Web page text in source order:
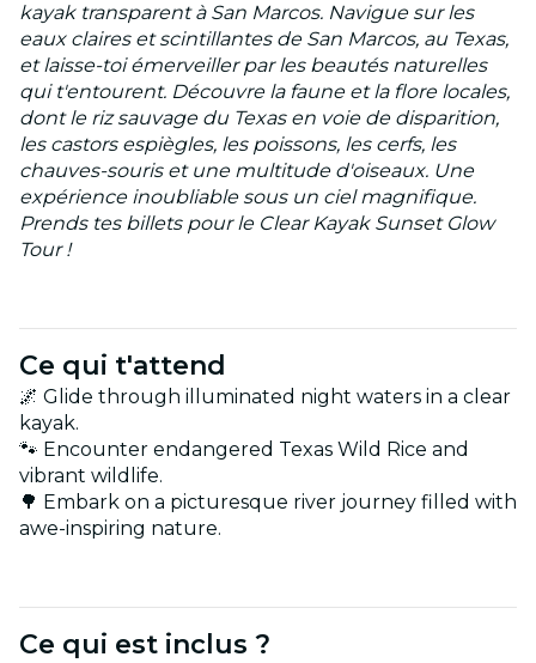
kayak transparent à San Marcos. Navigue sur les
eaux claires et scintillantes de San Marcos, au Texas,
et laisse-toi émerveiller par les beautés naturelles
qui t'entourent. Découvre la faune et la flore locales,
dont le riz sauvage du Texas en voie de disparition,
les castors espiègles, les poissons, les cerfs, les
chauves-souris et une multitude d'oiseaux. Une
expérience inoubliable sous un ciel magnifique.
Prends tes billets pour le Clear Kayak Sunset Glow
Tour !
Ce qui t'attend
🌌 Glide through illuminated night waters in a clear
kayak.
🐾 Encounter endangered Texas Wild Rice and
vibrant wildlife.
🌳 Embark on a picturesque river journey filled with
awe-inspiring nature.
Ce qui est inclus ?